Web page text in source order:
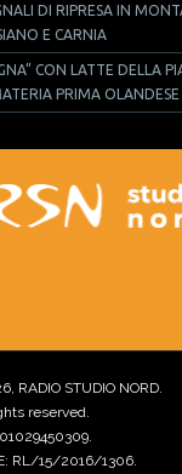
DI RIPRESA IN
E CARNIA
CON LATTE DELLA
PRIMA OLANDESE
RADIO STUDIO NORD.
reserved.
RL/15/2016/1306.